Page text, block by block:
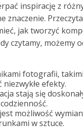
inspirację z
znaczenie.
jak tworzyć
czytamy, możemy
fotografii,
efekty.
stają się
możliwość
w sztuce.